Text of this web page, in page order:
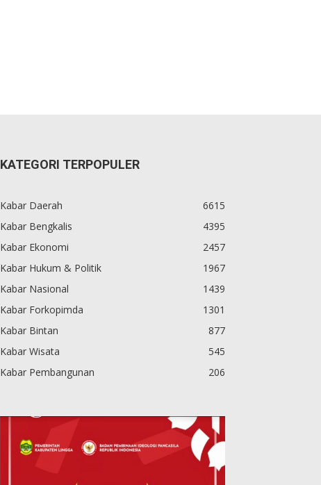
KATEGORI TERPOPULER
Kabar Daerah
6615
Kabar Bengkalis
4395
Kabar Ekonomi
2457
Kabar Hukum & Politik
1967
Kabar Nasional
1439
Kabar Forkopimda
1301
Kabar Bintan
877
Kabar Wisata
545
Kabar Pembangunan
206